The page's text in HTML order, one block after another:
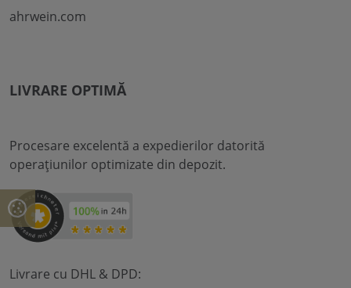
ahrwein.com
LIVRARE OPTIMĂ
Procesare excelentă a expedierilor datorită
operațiunilor optimizate din depozit.
Livrare cu DHL & DPD: